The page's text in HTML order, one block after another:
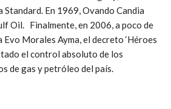
Standard. En 1969, Ovando Candia
Oil. Finalmente, en 2006, a poco de
Morales Ayma, el decreto ‘Héroes
el control absoluto de los
de gas y petróleo del país.